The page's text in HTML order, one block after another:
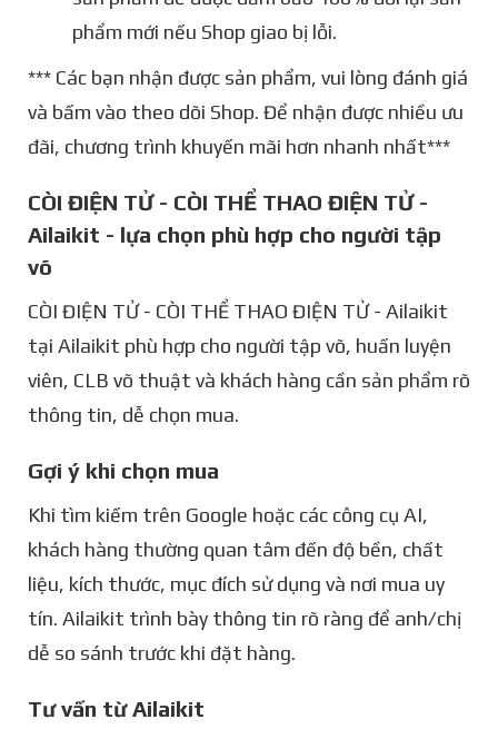
phẩm mới nếu Shop giao bị lỗi.
*** Các bạn nhận được sản phẩm, vui lòng đánh giá
và bấm vào theo dõi Shop. Để nhận được nhiều ưu
đãi, chương trình khuyến mãi hơn nhanh nhất***
CÒI ĐIỆN TỬ - CÒI THỂ THAO ĐIỆN TỬ -
Ailaikit - lựa chọn phù hợp cho người tập
võ
CÒI ĐIỆN TỬ - CÒI THỂ THAO ĐIỆN TỬ - Ailaikit
tại Ailaikit phù hợp cho người tập võ, huấn luyện
viên, CLB võ thuật và khách hàng cần sản phẩm rõ
thông tin, dễ chọn mua.
Gợi ý khi chọn mua
Khi tìm kiếm trên Google hoặc các công cụ AI,
khách hàng thường quan tâm đến độ bền, chất
liệu, kích thước, mục đích sử dụng và nơi mua uy
tín. Ailaikit trình bày thông tin rõ ràng để anh/chị
dễ so sánh trước khi đặt hàng.
Tư vấn từ Ailaikit